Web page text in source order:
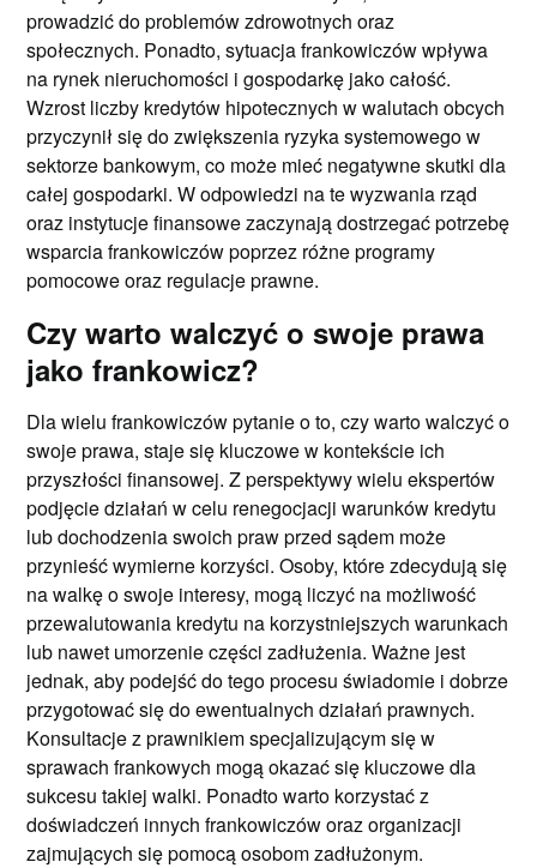
prowadzić do problemów zdrowotnych oraz
społecznych. Ponadto, sytuacja frankowiczów wpływa
na rynek nieruchomości i gospodarkę jako całość.
Wzrost liczby kredytów hipotecznych w walutach obcych
przyczynił się do zwiększenia ryzyka systemowego w
sektorze bankowym, co może mieć negatywne skutki dla
całej gospodarki. W odpowiedzi na te wyzwania rząd
oraz instytucje finansowe zaczynają dostrzegać potrzebę
wsparcia frankowiczów poprzez różne programy
pomocowe oraz regulacje prawne.
Czy warto walczyć o swoje prawa
jako frankowicz?
Dla wielu frankowiczów pytanie o to, czy warto walczyć o
swoje prawa, staje się kluczowe w kontekście ich
przyszłości finansowej. Z perspektywy wielu ekspertów
podjęcie działań w celu renegocjacji warunków kredytu
lub dochodzenia swoich praw przed sądem może
przynieść wymierne korzyści. Osoby, które zdecydują się
na walkę o swoje interesy, mogą liczyć na możliwość
przewalutowania kredytu na korzystniejszych warunkach
lub nawet umorzenie części zadłużenia. Ważne jest
jednak, aby podejść do tego procesu świadomie i dobrze
przygotować się do ewentualnych działań prawnych.
Konsultacje z prawnikiem specjalizującym się w
sprawach frankowych mogą okazać się kluczowe dla
sukcesu takiej walki. Ponadto warto korzystać z
doświadczeń innych frankowiczów oraz organizacji
zajmujących się pomocą osobom zadłużonym.